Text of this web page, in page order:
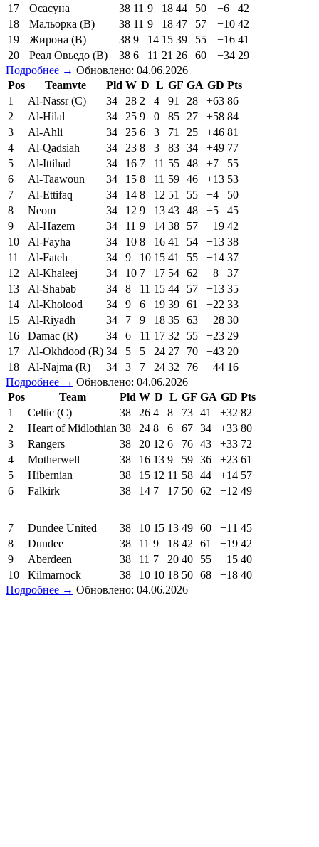
17 Осасуна 38 11 9 18 44 50 −6
42
18
Мальорка (В) 38 11 9 18 47 57 −10 42
19
Жирона (В) 38 9 14 15 39 55 −16 41
20
Реал Овьедо (В) 38 6 11 21 26 60 −34 29
Подробнее → Обновлено: 04.06.2026
Pos
Teamvte Pld W D L GF GA GD Pts
1
Al-Nassr (C) 34 28 2 4 91 28 +63 86
2
Al-Hilal 34 25 9 0 85 27 +58 84
3
Al-Ahli 34 25 6 3 71 25 +46 81
4
Al-Qadsiah 34 23 8 3 83 34 +49 77
5
Al-Ittihad 34 16 7 11 55 48 +7
55
6
Al-Taawoun 34 15 8 11 59 46 +13 53
7
Al-Ettifaq 34 14 8 12 51 55 −4
50
8
Neom 34 12 9 13 43 48 −5
45
9
Al-Hazem 34 11 9 14 38 57 −19 42
10
Al-Fayha 34 10 8 16 41 54 −13 38
11
Al-Fateh 34 9 10 15 41 55 −14 37
12
Al-Khaleej 34 10 7 17 54 62 −8
37
13
Al-Shabab 34 8 11 15 44 57 −13 35
14
Al-Kholood 34 9 6 19 39 61 −22 33
15
Al-Riyadh 34 7 9 18 35 63 −28 30
16
Damac (R) 34 6 11 17 32 55 −23 29
17
Al-Okhdood (R) 34 5 5 24 27 70 −43 20
18
Al-Najma (R) 34 3 7 24 32 76 −44 16
Подробнее → Обновлено: 04.06.2026
Pos
Team Pld W D L GF GA GD Pts
1
Celtic (C) 38 26 4 8 73 41 +32 82
2
Heart of Midlothian 38 24 8 6 67 34 +33 80
3
Rangers 38 20 12 6 76 43 +33 72
4
Motherwell 38 16 13 9 59 36 +23 61
5
Hibernian 38 15 12 11 58 44 +14 57
6
Falkirk 38 14 7 17 50 62 −12 49
7 Dundee United 38 10 15 13 49 60 −11 45
8
Dundee 38 11 9 18 42 61 −19 42
9
Aberdeen 38 11 7 20 40 55 −15 40
10
Kilmarnock 38 10 10 18 50 68 −18 40
Подробнее → Обновлено: 04.06.2026